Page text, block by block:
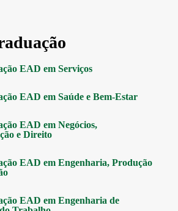
EAD em Serviços
EAD em Saúde e Bem-Estar
EAD em Negócios,
e Direito
EAD em Engenharia, Produção
EAD em Engenharia de